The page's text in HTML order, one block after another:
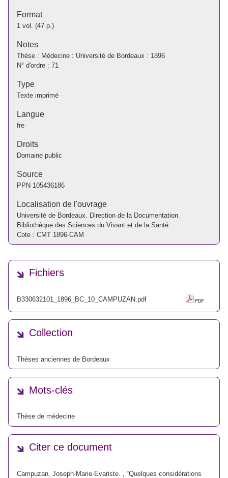
Format
1 vol. (47 p.)
Notes
Thèse : Médecine : Université de Bordeaux : 1896
N° d'ordre : 71
Type
Texte imprimé
Langue
fre
Droits
Domaine public
Source
PPN 105436186
Localisation de l'ouvrage
Université de Bordeaux. Direction de la Documentation.
Bibliothèque des Sciences du Vivant et de la Santé.
Cote : CMT 1896-CAM
Fichiers
B330632101_1896_BC_10_CAMPUZAN.pdf
Collection
Thèses anciennes de Bordeaux
Mots-clés
Thèse de médecine
Citer ce document
Campuzan, Joseph-Marie-Evariste. , “Quelques considérations